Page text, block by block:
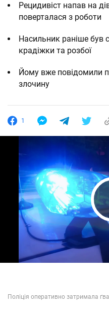
Рецидивіст напав на
поверталася з роботи
Насильник раніше був
крадіжки та розбої
Йому вже повідомили
злочину
1